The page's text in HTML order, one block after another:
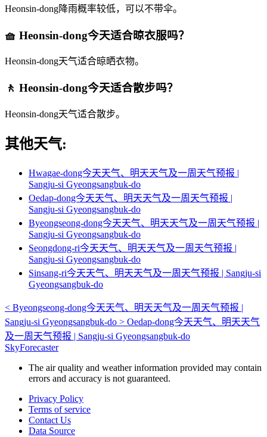
Heonsin-dong降雨概率较低，可以不带伞。
🧺 Heonsin-dong今天适合晾衣服吗？
Heonsin-dong天气适合晾晒衣物。
🚶 Heonsin-dong今天适合散步吗？
Heonsin-dong天气适合散步。
其他天气:
Hwagae-dong今天天气、明天天气及一周天气预报 |
Sangju-si Gyeongsangbuk-do
Oedap-dong今天天气、明天天气及一周天气预报 |
Sangju-si Gyeongsangbuk-do
Byeongseong-dong今天天气、明天天气及一周天气预报 |
Sangju-si Gyeongsangbuk-do
Seongdong-ri今天天气、明天天气及一周天气预报 |
Sangju-si Gyeongsangbuk-do
Sinsang-ri今天天气、明天天气及一周天气预报 | Sangju-si
Gyeongsangbuk-do
< Byeongseong-dong今天天气、明天天气及一周天气预报 |
Sangju-si Gyeongsangbuk-do > Oedap-dong今天天气、明天天气
及一周天气预报 | Sangju-si Gyeongsangbuk-do
SkyForecaster
The air quality and weather information provided may contain
errors and accuracy is not guaranteed.
Privacy Policy
Terms of service
Contact Us
Data Source